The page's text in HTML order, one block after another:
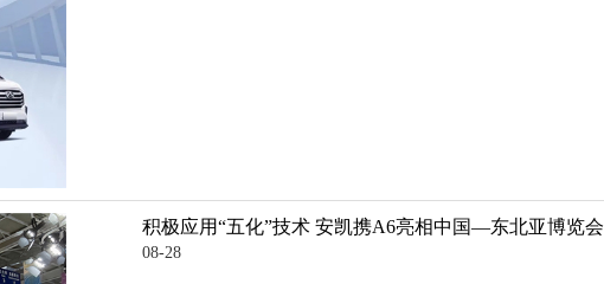
积极应用“五化”技术 安凯携A6亮相中国—东北亚博览会
08-28